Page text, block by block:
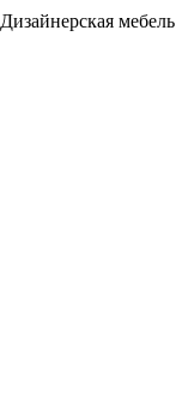
Дизайнерская мебель